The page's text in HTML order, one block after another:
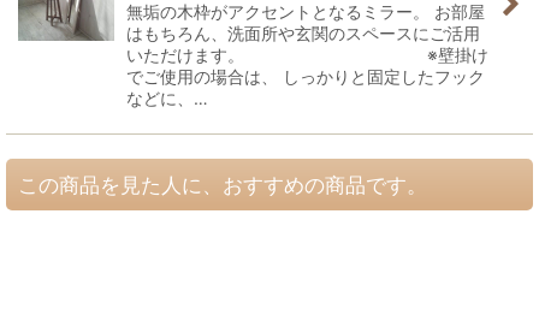
無垢の木枠がアクセントとなるミラー。 お部屋
はもちろん、洗面所や玄関のスペースにご活用
いただけます。 ※壁掛け
でご使用の場合は、 しっかりと固定したフック
などに、…
この商品を見た人に、おすすめの商品です。